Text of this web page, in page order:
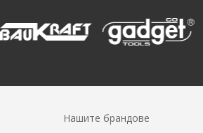
Нашите брандове